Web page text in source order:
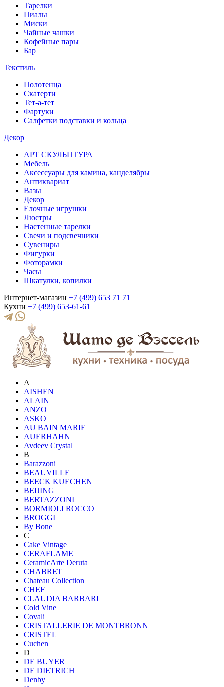
Тарелки
Пиалы
Миски
Чайные чашки
Кофейные пары
Бар
Текстиль
Полотенца
Скатерти
Тет-а-тет
Фартуки
Салфетки подставки и кольца
Декор
АРТ СКУЛЬПТУРА
Мебель
Аксессуары для камина, канделябры
Антиквариат
Вазы
Декор
Елочные игрушки
Люстры
Настенные тарелки
Свечи и подсвечники
Сувениры
Фигурки
Фоторамки
Часы
Шкатулки, копилки
Интернет-магазин +7 (499) 653 71 71
Кухни +7 (499) 653-61-61
A
AISHEN
ALAIN
ANZO
ASKO
AU BAIN MARIE
AUERHAHN
Avdeev Crystal
B
Barazzoni
BEAUVILLE
BEECK KUECHEN
BEIJING
BERTAZZONI
BORMIOLI ROCCO
BROGGI
By Bone
C
Cake Vintage
CERAFLAME
CeramicArte Deruta
CHABRET
Chateau Collection
CHEF
CLAUDIA BARBARI
Cold Vine
Covali
CRISTALLERIE DE MONTBRONN
CRISTEL
Cuchen
D
DE BUYER
DE DIETRICH
Denby